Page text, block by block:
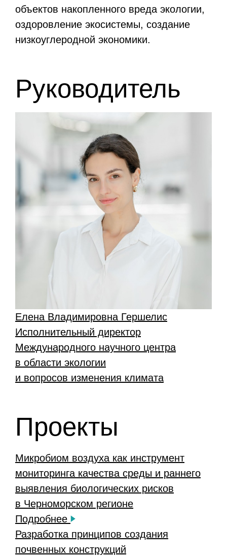
объектов накопленного вреда экологии,
оздоровление экосистемы, создание
низкоуглеродной экономики.
Руководитель
Елена Владимировна Гершелис
Исполнительный директор
Международного научного центра
в области экологии
и вопросов изменения климата
Проекты
Микробиом воздуха как инструмент
мониторинга качества среды и раннего
выявления биологических рисков
в Черноморском регионе
Подробнее
Разработка принципов создания
почвенных конструкций